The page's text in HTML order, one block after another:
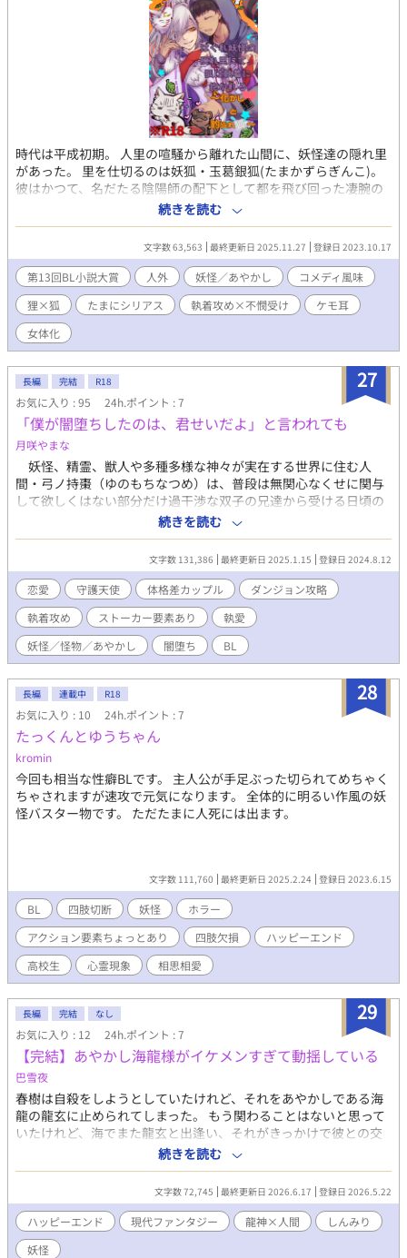
時代は平成初期。 人里の喧騒から離れた山間に、妖怪達の隠れ里
があった。 里を仕切るのは妖狐・玉葛銀狐(たまかずらぎんこ)。
彼はかつて、名だたる陰陽師の配下として都を飛び回った凄腕の
妖狐だった。 負傷で一線を退いたとはいえ、優れた霊力と神通力
により、里の妖怪達の尊敬と畏怖を集める銀狐。 そこに現れたの
は、かつての旧友である化け狸。名は形部貫八(ぎょうぶぬきは
ち)。豆狸だった彼は立派な大狸に成長し、故郷の四国からはるば
る銀狐を尋ねてきたのだという。 突然の旧友の来訪に、銀狐は焦
る。 なぜなら貫八は、銀狐がひた隠しにしている「とある秘密」
を知っており──？ 腹黒執着攻め狸×流され不憫受け狐のドタバ
タ妖怪BL開幕！ 狸が目指すは狐の嫁入り。狐が逃げ切るか、狸が
押し切るか。化かし合いの行方やいかに！？ ※今回は暴力描写、
※妖怪モノの執着攻めなので、倫理的に問題がある描写も含まれ
る可能性が高いです。 ※受けが女体化します。また、男体Verと女
体Verどちらにも行為シーンが存在します。 ※表紙イラストはあニ
キさんに描いていただきました！ あニキさん、誠にありがとうご
ざいます！！
続きを読む
文字数 63,563 最終更新日 2025.11.27 登録日 2023.10.17
第13回BL小説大賞 人外 妖怪／あやかし
コメディ風味
狸×狐
たまにシリアス 執着攻め×不憫受け
ケモ耳
女体化
27
長編 完結 R18
お気に入り : 95 24h.ポイント : 7
「僕が闇堕ちしたのは、君せいだよ」と言われても
月咲やまな
妖怪、精霊、獣人や多種多様な神々が実在する世界に住む人
間・弓ノ持棗（ゆのもちなつめ）は、普段は無関心なくせに関与
して欲しくはない部分だけ過干渉な双子の兄達から受ける日頃の
扱いにうんざりしていた。兄達のせいで三度に渡りアルバイト先
をクビになり、棗は『一人で生きていこう』と決意。家を出て、
収入源を世界中に出現している“ダンジョン”に求めた。だが開始
五分で突如最下層に転移してしまい、ラスボスらしき追尾者と遭
遇。『殺される！』と棗は思っていたのに、何故か追尾者から
『ずっと君に認知されたかった』的な事を言われ、最終的にはダ
ンジョンの外にまで着いて来た挙句に「お嫁さん」と呼ばれる羽
目になってしまった。 ○執着心強めで闇堕ち済みの守護“堕”天
使さんとの恋愛モノ。 ○ちょっとえっちな小説の予定です。
続きを読む
文字数 131,386 最終更新日 2025.1.15 登録日 2024.8.12
恋愛 守護天使 体格差カップル
ダンジョン攻略
執着攻め
ストーカー要素あり
執愛
妖怪／怪物／あやかし
闇堕ち BL
28
長編 連載中 R18
お気に入り : 10 24h.ポイント : 7
たっくんとゆうちゃん
kromin
今回も相当な性癖BLです。 主人公が手足ぶった切られてめちゃく
ちゃされますが速攻で元気になります。 全体的に明るい作風の妖
怪バスター物です。 ただたまに人死には出ます。
文字数 111,760 最終更新日 2025.2.24 登録日 2023.6.15
BL 四肢切断 妖怪
ホラー
アクション要素ちょっとあり
四肢欠損
ハッピーエンド
高校生
心霊現象 相思相愛
29
長編 完結 なし
お気に入り : 12 24h.ポイント : 7
【完結】あやかし海龍様がイケメンすぎて動揺している
巴雪夜
春樹は自殺をしようとしていたけれど、それをあやかしである海
龍の龍玄に止められてしまった。 もう関わることはないと思って
いたけれど、海でまた龍玄と出逢い、それがきっかけで彼との交
流が始まる。 そんな二人のほのぼのと、時にしっとりとした恋の
お話。 あやかしと人間が共存する現代が舞台。 あやかし×人間な
ファンタジーＢＬになります。
続きを読む
文字数 72,745 最終更新日 2026.6.17 登録日 2026.5.22
ハッピーエンド 現代ファンタジー 龍神×人間
しんみり
妖怪